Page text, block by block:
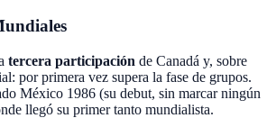
tercera participación de Canadá y, sobre
por primera vez supera la fase de grupos.
México 1986 (su debut, sin marcar ningún
llegó su primer tanto mundialista.